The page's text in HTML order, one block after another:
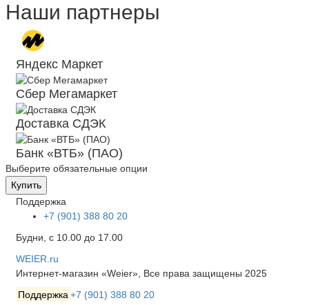
Наши партнеры
Яндекс Маркет
Сбер Мегамаркет
Доставка СДЭК
Банк «ВТБ» (ПАО)
Выберите обязательные опции
Купить
Поддержка
+7 (901) 388 80 20
Будни, с 10.00 до 17.00
WEIER.ru
Интернет-магазин «Weier», Все права защищены 2025
Поддержка +7 (901) 388 80 20